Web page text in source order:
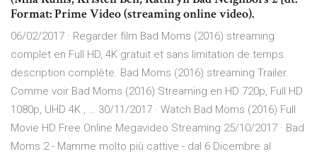
Format: Prime Video (streaming online video).
06/02/2017 · Regarder film Bad Moms (2016) streaming
complet en Full HD, 4K gratuit et sans limitation de temps.
description complète. Bad Moms (2016) streaming Trailer.
Comme voir Bad Moms (2016) Streaming en HD 720p, Full HD
1080p, UHD 4K , … 30/11/2017 · Watch Bad Moms (2016) Full
Movie HD Free Online Megavideo Streaming 25/10/2017 · Bad
Moms 2 - Mamme molto più cattive - dal 6 Dicembre al